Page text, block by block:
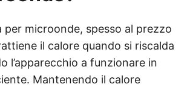
per microonde, spesso al prezzo
il calore quando si riscalda
l’apparecchio a funzionare in
Mantenendo il calore